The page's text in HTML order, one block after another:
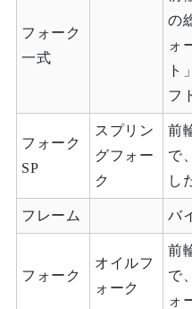
フォーク
一式
の
ォ
ト
フ
フォーク
SP
スプリン
グフォー
ク
前
で
し
フレーム バ
フォーク
オイルフ
ォーク
前
で
ォ